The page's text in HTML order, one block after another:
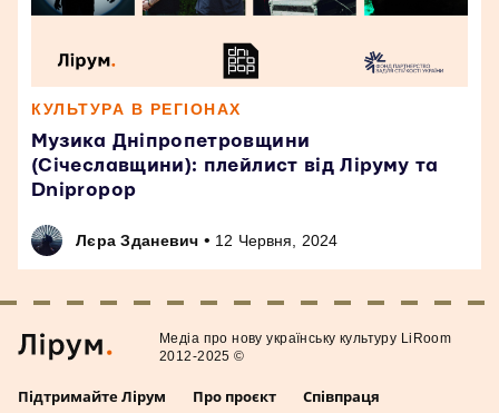
КУЛЬТУРА В РЕГІОНАХ
Музика Дніпропетровщини
(Січеславщини): плейлист від Ліруму та
Dnipropop
Лєра Зданевич • 12 Червня, 2024
Підтримайте Лірум Про проєкт Співпраця
Медiа про нову українську культуру LiRoom
2012-2025 ©